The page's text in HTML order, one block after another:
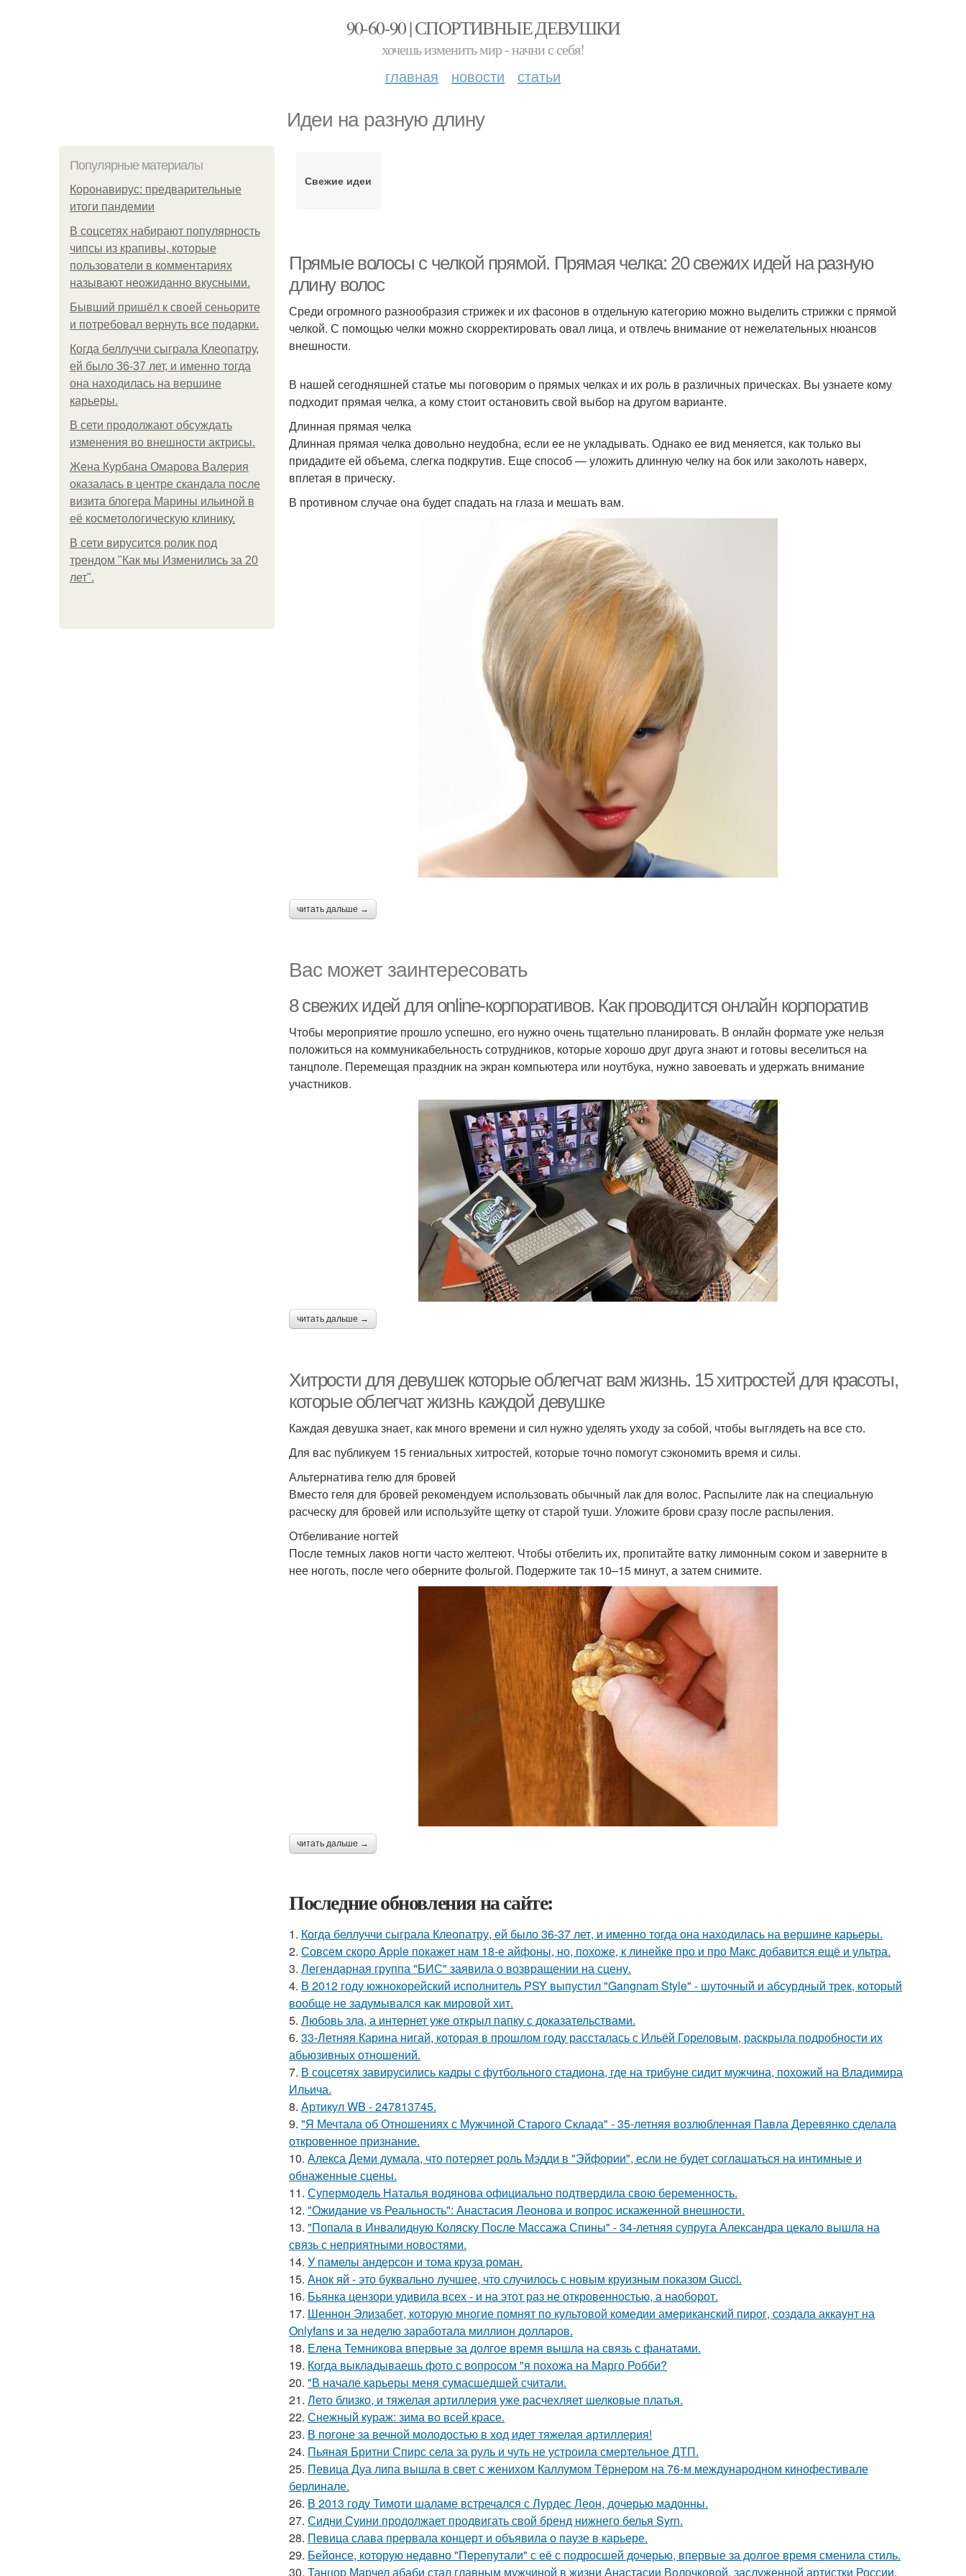
90-60-90 | СПОРТИВНЫЕ ДЕВУШКИ
хочешь изменить мир - начни с себя!
главная новости статьи
Идеи на разную длину
Популярные материалы
Коронавирус: предварительные
итоги пандемии
В соцсетях набирают популярность
чипсы из крапивы, которые
пользователи в комментариях
называют неожиданно вкусными.
Бывший пришёл к своей сеньорите
и потребовал вернуть все подарки.
Когда беллуччи сыграла Клеопатру,
ей было 36-37 лет, и именно тогда
она находилась на вершине
карьеры.
В сети продолжают обсуждать
изменения во внешности актрисы.
Жена Курбана Омарова Валерия
оказалась в центре скандала после
визита блогера Марины ильиной в
её косметологическую клинику.
В сети вирусится ролик под
трендом "Как мы Изменились за 20
лет".
Свежие идеи
Прямые волосы с челкой прямой. Прямая челка: 20 свежих идей на разную
длину волос
Среди огромного разнообразия стрижек и их фасонов в отдельную категорию можно выделить стрижки с прямой
челкой. С помощью челки можно скорректировать овал лица, и отвлечь внимание от нежелательных нюансов
внешности.
В нашей сегодняшней статье мы поговорим о прямых челках и их роль в различных прическах. Вы узнаете кому
подходит прямая челка, а кому стоит остановить свой выбор на другом варианте.
Длинная прямая челка
Длинная прямая челка довольно неудобна, если ее не укладывать. Однако ее вид меняется, как только вы
придадите ей объема, слегка подкрутив. Еще способ — уложить длинную челку на бок или заколоть наверх,
вплетая в прическу.
В противном случае она будет спадать на глаза и мешать вам.
читать дальше →
Вас может заинтересовать
8 свежих идей для online-корпоративов. Как проводится онлайн корпоратив
Чтобы мероприятие прошло успешно, его нужно очень тщательно планировать. В онлайн формате уже нельзя
положиться на коммуникабельность сотрудников, которые хорошо друг друга знают и готовы веселиться на
танцполе. Перемещая праздник на экран компьютера или ноутбука, нужно завоевать и удержать внимание
участников.
читать дальше →
Хитрости для девушек которые облегчат вам жизнь. 15 хитростей для красоты,
которые облегчат жизнь каждой девушке
Каждая девушка знает, как много времени и сил нужно уделять уходу за собой, чтобы выглядеть на все сто.
Для вас публикуем 15 гениальных хитростей, которые точно помогут сэкономить время и силы.
Альтернатива гелю для бровей
Вместо геля для бровей рекомендуем использовать обычный лак для волос. Распылите лак на специальную
расческу для бровей или используйте щетку от старой туши. Уложите брови сразу после распыления.
Отбеливание ногтей
После темных лаков ногти часто желтеют. Чтобы отбелить их, пропитайте ватку лимонным соком и заверните в
нее ноготь, после чего оберните фольгой. Подержите так 10–15 минут, а затем снимите.
читать дальше →
Последние обновления на сайте:
1. Когда беллуччи сыграла Клеопатру, ей было 36-37 лет, и именно тогда она находилась на вершине карьеры.
2. Совсем скоро Apple покажет нам 18-е айфоны, но, похоже, к линейке про и про Макс добавится ещё и ультра.
3. Легендарная группа "БИС" заявила о возвращении на сцену.
4. В 2012 году южнокорейский исполнитель PSY выпустил "Gangnam Style" - шуточный и абсурдный трек, который
вообще не задумывался как мировой хит.
5. Любовь зла, а интернет уже открыл папку с доказательствами.
6. 33-Летняя Карина нигай, которая в прошлом году рассталась с Ильёй Гореловым, раскрыла подробности их
абьюзивных отношений.
7. В соцсетях завирусились кадры с футбольного стадиона, где на трибуне сидит мужчина, похожий на Владимира
Ильича.
8. Артикул WB - 247813745.
9. "Я Мечтала об Отношениях с Мужчиной Старого Склада" - 35-летняя возлюбленная Павла Деревянко сделала
откровенное признание.
10. Алекса Деми думала, что потеряет роль Мэдди в "Эйфории", если не будет соглашаться на интимные и
обнаженные сцены.
11. Супермодель Наталья водянова официально подтвердила свою беременность.
12. "Ожидание vs Реальность": Анастасия Леонова и вопрос искаженной внешности.
13. "Попала в Инвалидную Коляску После Массажа Спины" - 34-летняя супруга Александра цекало вышла на
связь с неприятными новостями.
14. У памелы андерсон и тома круза роман.
15. Анок яй - это буквально лучшее, что случилось с новым круизным показом Gucci.
16. Бьянка цензори удивила всех - и на этот раз не откровенностью, а наоборот.
17. Шеннон Элизабет, которую многие помнят по культовой комедии американский пирог, создала аккаунт на
Onlyfans и за неделю заработала миллион долларов.
18. Елена Темникова впервые за долгое время вышла на связь с фанатами.
19. Когда выкладываешь фото с вопросом "я похожа на Марго Робби?
20. "В начале карьеры меня сумасшедшей считали.
21. Лето близко, и тяжелая артиллерия уже расчехляет шелковые платья.
22. Снежный кураж: зима во всей красе.
23. В погоне за вечной молодостью в ход идет тяжелая артиллерия!
24. Пьяная Бритни Спирс села за руль и чуть не устроила смертельное ДТП.
25. Певица Дуа липа вышла в свет с женихом Каллумом Тёрнером на 76-м международном кинофестивале
берлинале.
26. В 2013 году Тимоти шаламе встречался с Лурдес Леон, дочерью мадонны.
27. Сидни Суини продолжает продвигать свой бренд нижнего белья Syrn.
28. Певица слава прервала концерт и объявила о паузе в карьере.
29. Бейонсе, которую недавно "Перепутали" с её с подросшей дочерью, впервые за долгое время сменила стиль.
30. Танцор Марчел абаби стал главным мужчиной в жизни Анастасии Волочковой, заслуженной артистки России.